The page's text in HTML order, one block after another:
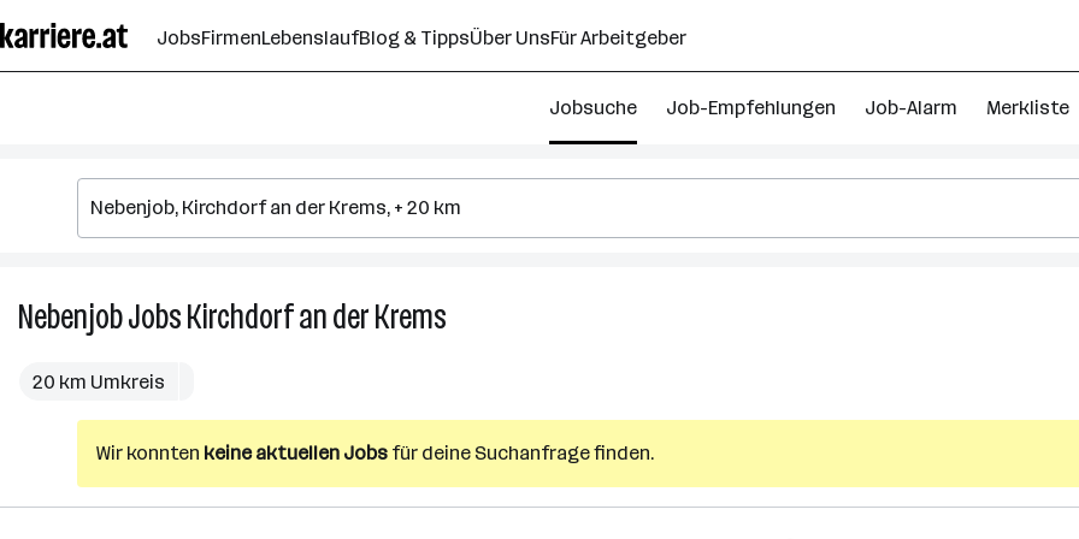
Seiteninhalt
springen
JobsFirmenLebenslaufBlog & TippsÜber UnsFür Arbeitgeber
Jobsuche Job-Empfehlungen Job-Alarm Merkliste
NebenjobJobsKirchdorf an der Krems
an
der
Krems
20 km Umkreis
Wir konnten keine aktuellen Jobs für deine Suchanfrage finden.